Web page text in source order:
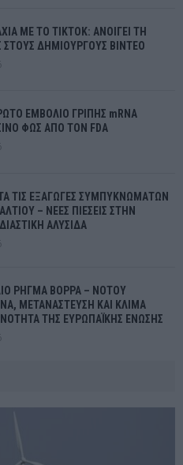
ΜΕ ΤΟ TIKTOK: ΑΝΟΙΓΕΙ ΤΗ
ΣΤΟΥΣ ΔΗΜΙΟΥΡΓΟΥΣ ΒΙΝΤΕΟ
ΕΜΒΟΛΙΟ ΓΡΙΠΗΣ mRNA
ΦΩΣ ΑΠΟ ΤΟΝ FDA
ΤΙΣ ΕΞΑΓΩΓΕΣ ΣΥΜΠΥΚΝΩΜΑΤΩΝ
– ΝΕΕΣ ΠΙΕΣΕΙΣ ΣΤΗΝ
ΑΛΥΣΙΔΑ
ΡΗΓΜΑ ΒΟΡΡΑ – ΝΟΤΟΥ
ΜΕΤΑΝΑΣΤΕΥΣΗ ΚΑΙ ΚΛΙΜΑ
ΤΗΣ ΕΥΡΩΠΑΪΚΗΣ ΕΝΩΣΗΣ